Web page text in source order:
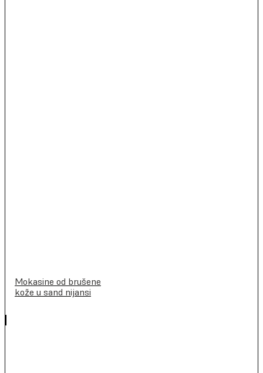
Mokasine od brušene
kože u sand nijansi